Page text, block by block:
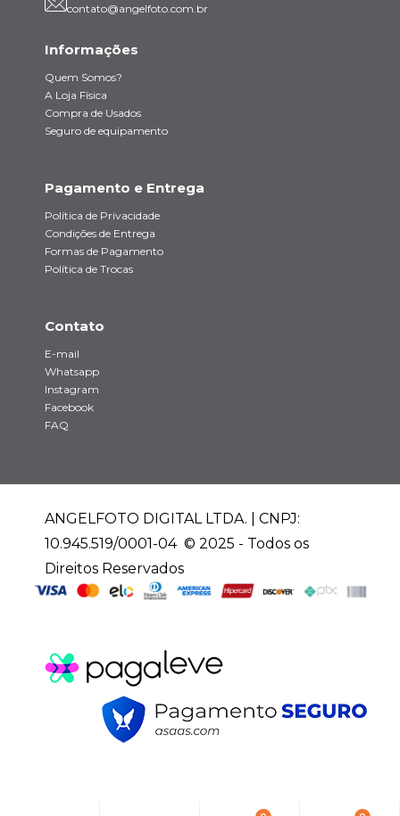
contato@angelfoto.com.br
Informações
Quem Somos?
A Loja Física
Compra de Usados
Seguro de equipamento
Pagamento e Entrega
Política de Privacidade
Condições de Entrega
Formas de Pagamento
Política de Trocas
Contato
E-mail
Whatsapp
Instagram
Facebook
FAQ
ANGELFOTO DIGITAL LTDA. | CNPJ:
10.945.519/0001-04 © 2025 - Todos os
Direitos Reservados